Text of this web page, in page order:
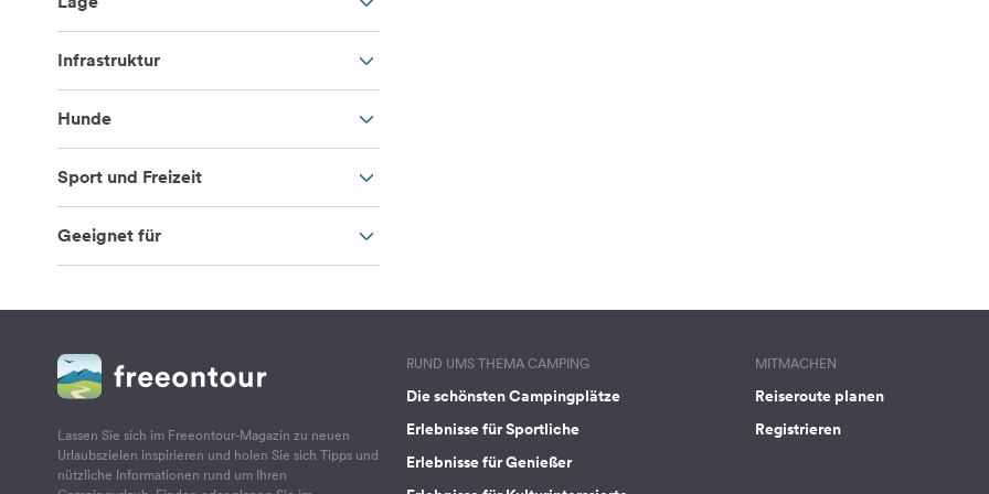
Infrastruktur
Hunde
Sport und Freizeit
Geeignet für
Lassen Sie sich im Freeontour-Magazin zu neuen
Urlaubszielen inspirieren und holen Sie sich Tipps und
nützliche Informationen rund um Ihren
RUND UMS THEMA CAMPING
Die schönsten Campingplätze
Erlebnisse für Sportliche
Erlebnisse für Genießer
MITMACHEN
Reiseroute planen
Registrieren